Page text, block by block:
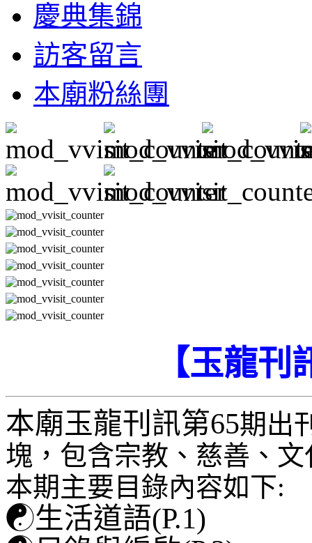
慶典集錦
訪客留言
本廟粉絲團
【玉龍
本廟玉龍刊訊第65期出
塊，包含宗教、慈善、
本期主要目錄內容如下:
☯生活道語(P.1)